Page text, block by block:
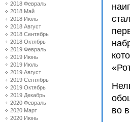
2018 Февраль
2018 Май
2018 Июль
2018 Август
2018 Сентябрь
2018 Октябрь
2019 Февраль
2019 Июнь
2019 Июль
2019 Август
2019 Сентябрь
2019 Октябрь
2019 Декабрь
2020 Февраль
2020 Март
2020 Июнь
во